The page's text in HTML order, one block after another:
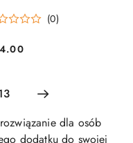
(0)
dla osób
dodatku do swojej